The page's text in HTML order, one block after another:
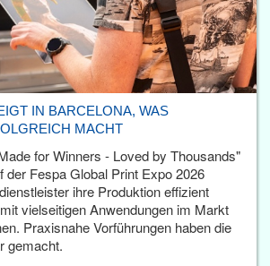
IN BARCELONA, WAS
MACHT
for Winners - Loved by Thousands"
der Fespa Global Print Expo 2026
ihre Produktion effizient
vielseitigen Anwendungen im Markt
Praxisnahe Vorführungen haben die
gemacht.